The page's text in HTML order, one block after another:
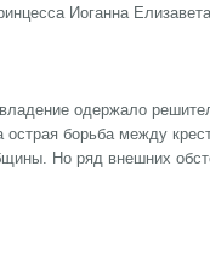
Иоганна
одержало
острая борьба между
Но ряд внешних